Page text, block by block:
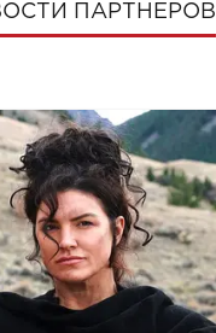
ПАРТНЕРОВ